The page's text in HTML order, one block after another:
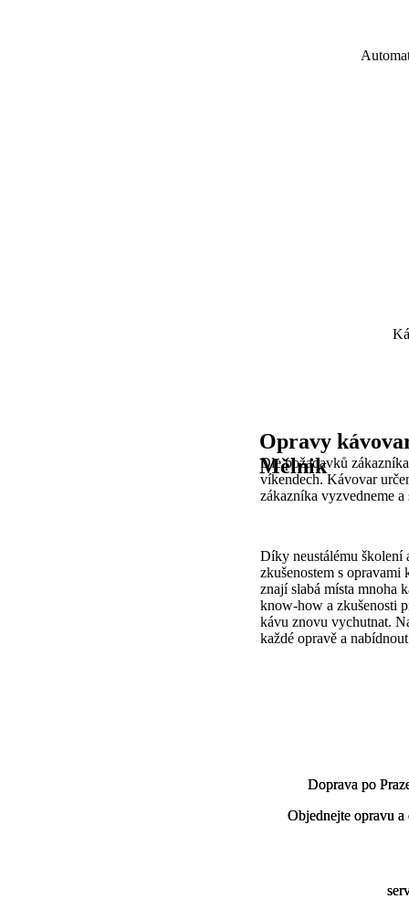
Díky neustálému
zkušenostem s
znají slabá místa mnoha
know-how a zkušenosti
kávu znovu vychutnat.
každé opravě a
Dle požadavků
víkendech. Kávovar
zákazníka vyzvedneme
Opravy
Mělnik
Objednejte opravu a
Doprava po
Objednejte opravu a
Doprava po